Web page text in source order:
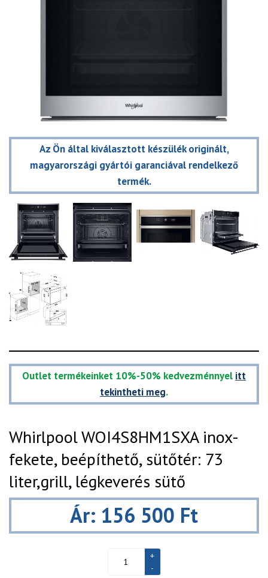
Az Ön által kiválasztott készülék originált,
magyarországi gyártói garanciával rendelkező
termék.
Outlet termékeinket 10%-50% kedvezménnyel itt
tekintheti meg.
Whirlpool WOI4S8HM1SXA inox-
fekete, beépíthető, sütőtér: 73
liter,grill, légkeverés sütő
Ár: 156 500 Ft